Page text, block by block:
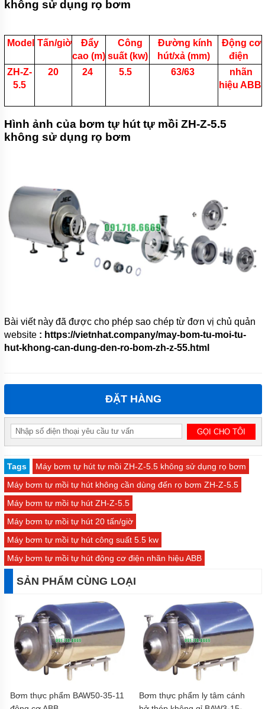
CÁT
MÁY BƠM
LỰC
HYDROMAN
SERI THY
MÁY BƠM
BÙN THỦY
LỰC
HYDROMAN
BƠM
VỮA XI
MĂNG
HUAYUN
SERI
IHP
TỨC
GIỚI
THIỆU
không sử dụng rọ bơm
Model Tấn/giờ
Đẩy
cao (m)
Công
suất (kw)
Đường kính
hút/xả (mm)
Động cơ
điện
ZH-Z-
5.5
20 24 5.5 63/63
nhãn
hiệu ABB
Hình ảnh của bơm tự hút tự mồi ZH-Z-5.5
không sử dụng rọ bơm
Bài viết này đã được cho phép sao chép từ đơn vị chủ quản
website : https://vietnhat.company/may-bom-tu-moi-tu-
hut-khong-can-dung-den-ro-bom-zh-z-55.html
ĐẶT HÀNG
Tags
Máy bơm tự hút tự mồi ZH-Z-5.5 không sử dụng rọ bơm
Máy bơm tự mồi tự hút không cần dùng đến rọ bơm ZH-Z-5.5
Máy bơm tự mồi tự hút ZH-Z-5.5
Máy bơm tự mồi tự hút 20 tấn/giờ
Máy bơm tự mồi tự hút công suất 5.5 kw
Máy bơm tự mồi tự hút động cơ điện nhãn hiệu ABB
SẢN PHẨM CÙNG LOẠI
Bơm thực phẩm BAW50-35-11
Bơm thực phẩm ly tâm cánh